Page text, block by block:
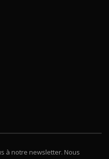
à notre newsletter. Nous